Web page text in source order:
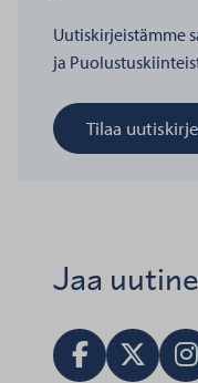
Uutiskirjeistämme
ja
Tilaa uutiskirje
Jaa